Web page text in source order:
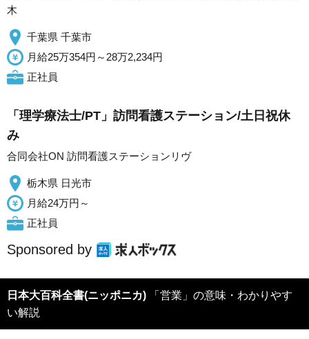
木
千葉県 千葉市
月給25万354円～28万2,234円
正社員
「理学療法士/PT」訪問看護ステーション/土日祝休
み
合同会社ON 訪問看護ステーションリヴ
栃木県 日光市
月給24万円～
正社員
Sponsored by
日本大百科全書(ニッポニカ) 「営業」の意味・わかりやす
い解説